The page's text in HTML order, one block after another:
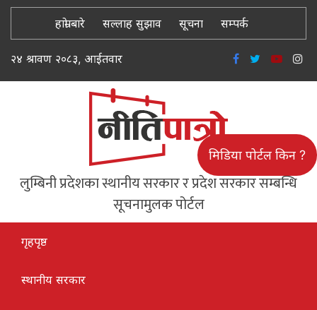
हाम्रो बारे सल्लाह सुझाव सूचना सम्पर्क
२४ श्रावण २०८३, आईतवार
लुम्बिनी प्रदेशका स्थानीय सरकार र प्रदेश सरकार सम्बन्धि
सूचनामुलक पोर्टल
मिडिया पोर्टल किन ?
गृहपृष्ठ
स्थानीय सरकार